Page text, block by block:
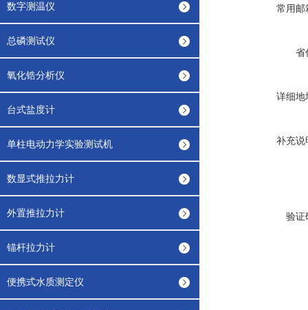
数字测温仪
总磷测试仪
氧化锆分析仪
台式盐度计
单柱电动力学实验测试机
数显式推拉力计
外置推拉力计
锚杆拉力计
便携式水质测定仪
常用邮
省
详细地
补充说
验证